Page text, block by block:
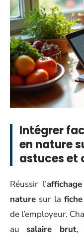
Intégrer
en nature
astuces et
Réussir l’
nature sur la
de l’employeur.
au salaire brut,